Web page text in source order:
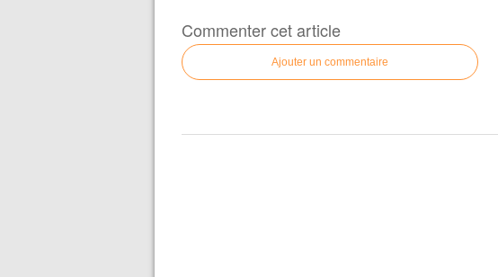
Commenter cet article
Ajouter un commentaire